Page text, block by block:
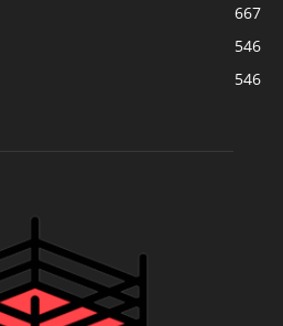
667
546
546